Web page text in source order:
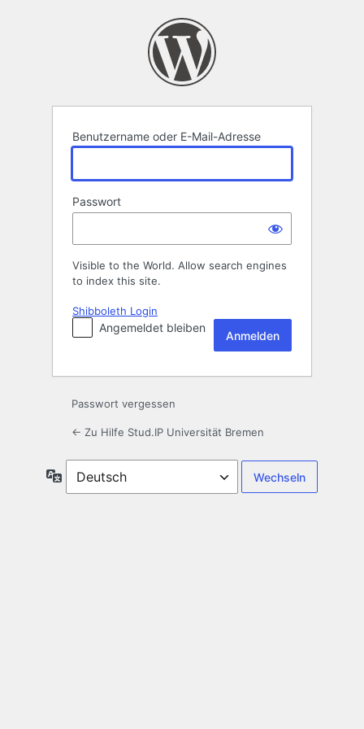
Benutzername oder E-Mail-Adresse
Passwort
Visible to the World. Allow search engines
to index this site.
Shibboleth Login
Angemeldet bleiben
Passwort vergessen
← Zu Hilfe Stud.IP Universität Bremen
Sprache